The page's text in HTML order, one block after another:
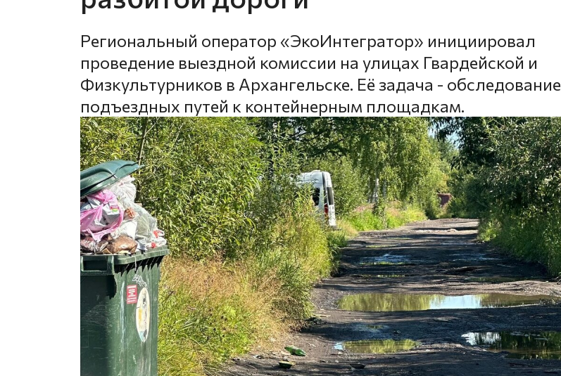
Региональный оператор «ЭкоИнтегратор» инициировал
проведение выездной комиссии на улицах Гвардейской и
Физкультурников в Архангельске. Её задача - обследование
подъездных путей к контейнерным площадкам.